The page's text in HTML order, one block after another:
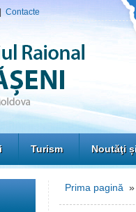
Contacte
Turism Noutăţi
Prima pagină »